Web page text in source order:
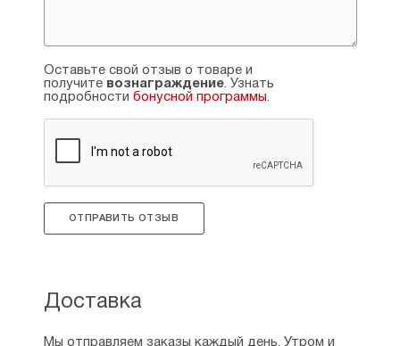
в качестве барда, Патриарший Экзарх
всея Беларуси вручил ей грамоту.
архимандрите Серафиме (Тяпочкине)
Оставьте свой отзыв о товаре и
получите вознаграждение. Узнать
подробности бонусной программы.
ОТПРАВИТЬ ОТЗЫВ
Доставка
Мы отправляем заказы каждый день. Утром и